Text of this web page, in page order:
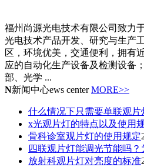
福州尚源光电技术有限公司致力
光电技术产品开发、研究与生产
区，环境优美，交通便利，拥有
应的自动化生产设备及检测设备
部、光学 ...
N新闻中心ews center MORE>>
什么情况下只需要单联观片
x光观片灯的特点以及使用
骨科诊室观片灯的使用规定
四联观片灯能调光节能吗？
放射科观片灯对亮度的标准